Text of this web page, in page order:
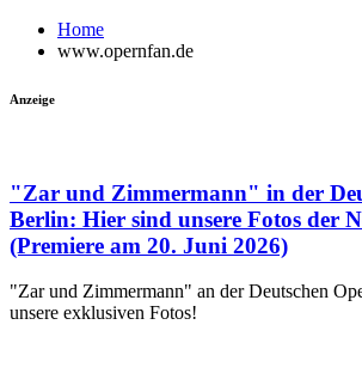
Home
www.opernfan.de
Anzeige
"Zar und Zimmermann" in der
Berlin: Hier sind unsere Fotos der
(Premiere am 20. Juni 2026)
"Zar und Zimmermann" an der Deutschen
unsere exklusiven Fotos!